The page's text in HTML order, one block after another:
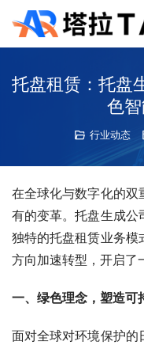
托盘租赁：托盘
色
行业动态
在全球化与数字化的双
有的变革。托盘生成公
独特的托盘租赁业务模
方向加速转型，开启了
一、绿色理念，塑造可
面对全球对环境保护的